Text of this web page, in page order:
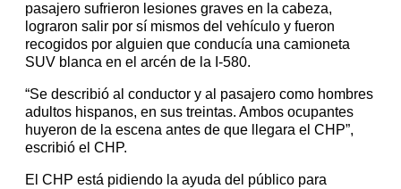
pasajero sufrieron lesiones graves en la cabeza,
lograron salir por sí mismos del vehículo y fueron
recogidos por alguien que conducía una camioneta
SUV blanca en el arcén de la I-580.
“Se describió al conductor y al pasajero como hombres
adultos hispanos, en sus treintas. Ambos ocupantes
huyeron de la escena antes de que llegara el CHP”,
escribió el CHP.
El CHP está pidiendo la ayuda del público para